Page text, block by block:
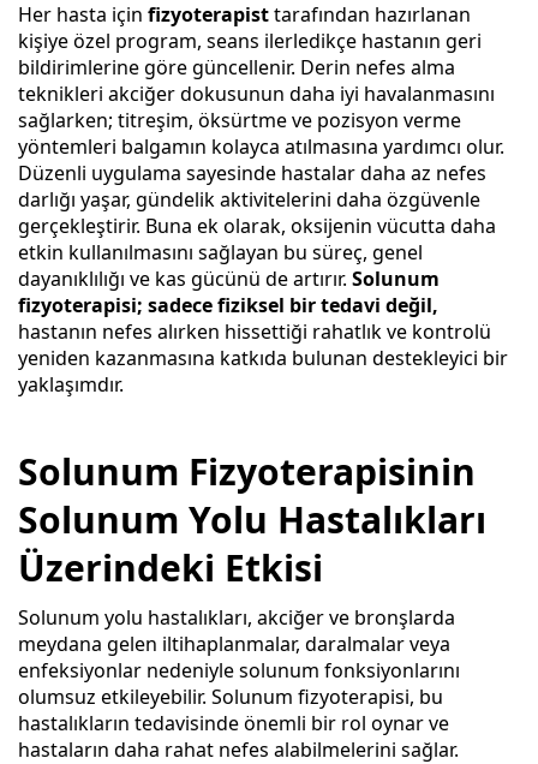
Her hasta için fizyoterapisttarafından hazırlanan
kişiye özel program, seans ilerledikçe hastanın geri
bildirimlerine göre güncellenir. Derin nefes alma
teknikleri akciğer dokusunun daha iyi havalanmasını
sağlarken; titreşim, öksürtme ve pozisyon verme
yöntemleri balgamın kolayca atılmasına yardımcı olur.
Düzenli uygulama sayesinde hastalar daha az nefes
darlığı yaşar, gündelik aktivitelerini daha özgüvenle
gerçekleştirir. Buna ek olarak, oksijenin vücutta daha
etkin kullanılmasını sağlayan bu süreç, genel
dayanıklılığı ve kas gücünü de artırır. Solunum
fizyoterapisi; sadece fiziksel bir tedavi değil,
hastanın nefes alırken hissettiği rahatlık ve kontrolü
yeniden kazanmasına katkıda bulunan destekleyici bir
yaklaşımdır.
Solunum Fizyoterapisinin
Solunum Yolu Hastalıkları
Üzerindeki Etkisi
Solunum yolu hastalıkları, akciğer ve bronşlarda
meydana gelen iltihaplanmalar, daralmalar veya
enfeksiyonlar nedeniyle solunum fonksiyonlarını
olumsuz etkileyebilir. Solunum fizyoterapisi, bu
hastalıkların tedavisinde önemli bir rol oynar ve
hastaların daha rahat nefes alabilmelerini sağlar.